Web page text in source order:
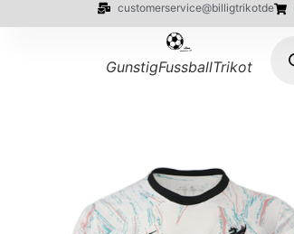
customerservice@billigtrikotde
GunstigFussballTrikot